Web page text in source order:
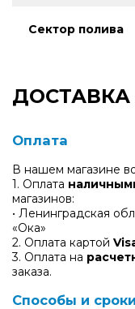
Сектор полива
Оплата
В нашем магазине
1. Оплата
магазинов:
• Ленинградская
«Ока»
2. Оплата картой
3. Оплата на
заказа.
Способы и